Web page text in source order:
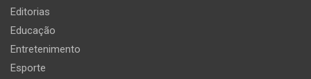
Editorias
Educação
Entretenimento
Esporte